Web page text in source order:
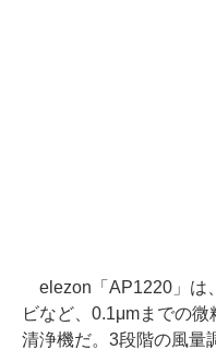
elezon「AP1220」は
ビなど、0.1μmまでの
清浄機だ。3段階の風量